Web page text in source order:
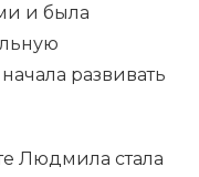
и была
развивать
Людмила стала